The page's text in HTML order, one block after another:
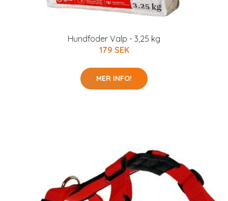
Hundfoder Valp - 3,25 kg
179 SEK
MER INFO!